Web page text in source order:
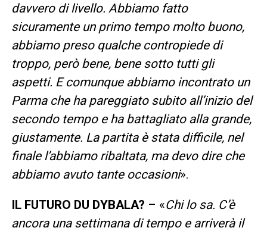
davvero di livello. Abbiamo fatto
sicuramente un primo tempo molto buono,
abbiamo preso qualche contropiede di
troppo, però bene, bene sotto tutti gli
aspetti. E comunque abbiamo incontrato un
Parma che ha pareggiato subito all’inizio del
secondo tempo e ha battagliato alla grande,
giustamente. La partita è stata difficile, nel
finale l’abbiamo ribaltata, ma devo dire che
abbiamo avuto tante occasioni».
IL FUTURO DU DYBALA? – «Chi lo sa. C’è
ancora una settimana di tempo e arriverà il